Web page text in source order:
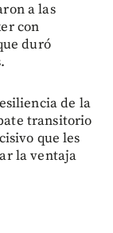
a las
con
duró
de la
transitorio
que les
la ventaja